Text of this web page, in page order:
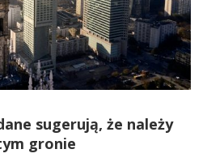
sugerują, że należy
gronie